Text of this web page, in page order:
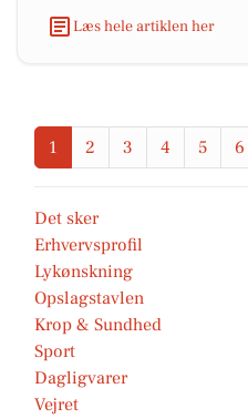
Læs hele artiklen her
1 2 3 4 5 6
Det sker
Erhvervsprofil
Lykønskning
Opslagstavlen
Krop & Sundhed
Sport
Dagligvarer
Vejret